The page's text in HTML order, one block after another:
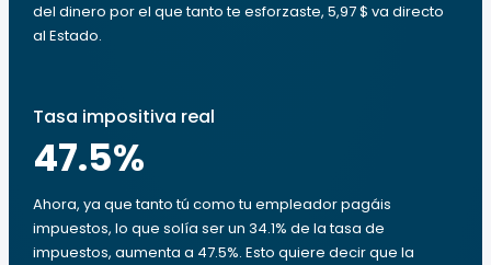
del dinero por el que tanto te esforzaste, 5,97 $ va directo
al Estado.
Tasa impositiva real
47.5%
Ahora, ya que tanto tú como tu empleador pagáis
impuestos, lo que solía ser un 34.1% de la tasa de
impuestos, aumenta a 47.5%. Esto quiere decir que la